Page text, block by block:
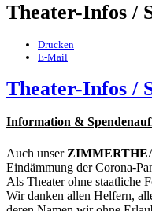
Theater-Infos /
Drucken
E-Mail
Theater-Infos /
Information &
Auch unser
Eindämmung der Corona-
Als Theater ohne staatliche
Wir danken allen Helfern,